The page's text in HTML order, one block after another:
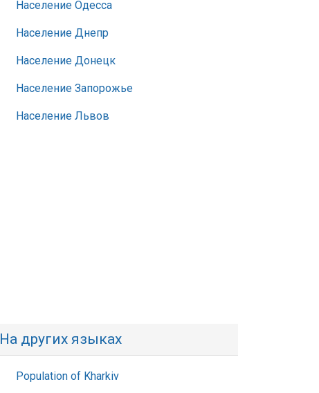
Население Одесса
Население Днепр
Население Донецк
Население Запорожье
Население Львов
На других языках
Population of Kharkiv